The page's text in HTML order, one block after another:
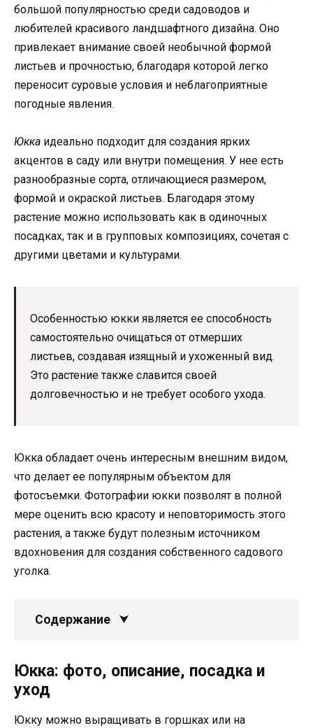
большой популярностью среди садоводов и
любителей красивого ландшафтного дизайна. Оно
привлекает внимание своей необычной формой
листьев и прочностью, благодаря которой легко
переносит суровые условия и неблагоприятные
погодные явления.
Юкка идеально подходит для создания ярких
акцентов в саду или внутри помещения. У нее есть
разнообразные сорта, отличающиеся размером,
формой и окраской листьев. Благодаря этому
растение можно использовать как в одиночных
посадках, так и в групповых композициях, сочетая с
другими цветами и культурами.
Особенностью юкки является ее способность
самостоятельно очищаться от отмерших
листьев, создавая изящный и ухоженный вид.
Это растение также славится своей
долговечностью и не требует особого ухода.
Юкка обладает очень интересным внешним видом,
что делает ее популярным объектом для
фотосъемки. Фотографии юкки позволят в полной
мере оценить всю красоту и неповторимость этого
растения, а также будут полезным источником
вдохновения для создания собственного садового
уголка.
Содержание
Юкка: фото, описание, посадка и
уход
Юкку можно выращивать в горшках или на